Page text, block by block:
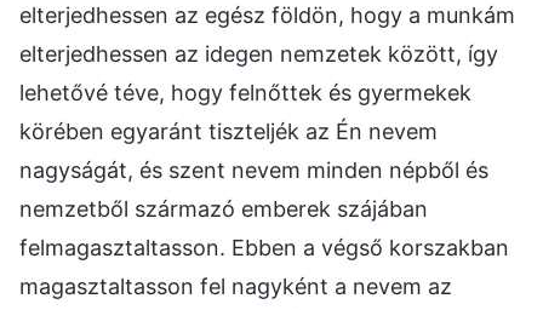
elterjedhessen az egész földön, hogy a munkám
elterjedhessen az idegen nemzetek között, így
lehetővé téve, hogy felnőttek és gyermekek
körében egyaránt tiszteljék az Én nevem
nagyságát, és szent nevem minden népből és
nemzetből származó emberek szájában
felmagasztaltasson. Ebben a végső korszakban
magasztaltasson fel nagyként a nevem az